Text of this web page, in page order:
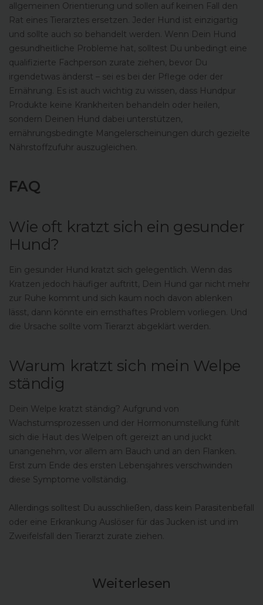
allgemeinen Orientierung und sollen auf keinen Fall den
Rat eines Tierarztes ersetzen. Jeder Hund ist einzigartig
und sollte auch so behandelt werden. Wenn Dein Hund
gesundheitliche Probleme hat, solltest Du unbedingt eine
qualifizierte Fachperson zurate ziehen, bevor Du
irgendetwas änderst – sei es bei der Pflege oder der
Ernährung. Es ist auch wichtig zu wissen, dass Hundpur
Produkte keine Krankheiten behandeln oder heilen,
sondern Deinen Hund dabei unterstützen,
ernährungsbedingte Mangelerscheinungen durch gezielte
Nährstoffzufuhr auszugleichen.
FAQ
Wie oft kratzt sich ein gesunder
Hund?
Ein gesunder Hund kratzt sich gelegentlich. Wenn das
Kratzen jedoch häufiger auftritt, Dein Hund gar nicht mehr
zur Ruhe kommt und sich kaum noch davon ablenken
lässt, dann könnte ein ernsthaftes Problem vorliegen. Und
die Ursache sollte vom Tierarzt abgeklärt werden.
Warum kratzt sich mein Welpe
ständig
Dein Welpe kratzt ständig? Aufgrund von
Wachstumsprozessen und der Hormonumstellung fühlt
sich die Haut des Welpen oft gereizt an und juckt
unangenehm, vor allem am Bauch und an den Flanken.
Erst zum Ende des ersten Lebensjahres verschwinden
diese Symptome vollständig.
Allerdings solltest Du ausschließen, dass kein Parasitenbefall
oder eine Erkrankung Auslöser für das Jucken ist und im
Zweifelsfall den Tierarzt zurate ziehen.
Weiterlesen